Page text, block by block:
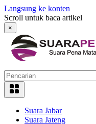
Langsung ke konten
Scroll untuk baca artikel
×
Suara Jabar
Suara Jateng